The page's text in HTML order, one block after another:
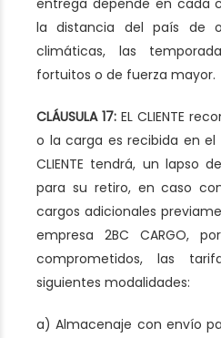
entrega depende en cada
la distancia del país de
climáticas, las
fortuitos o de fuerza mayor.
CLÁUSULA 17: EL CLIENTE
o la carga es recibida en el
CLIENTE tendrá, un lapso
para su retiro, en caso
cargos adicionales
empresa 2BC CARGO,
comprometidos, las
siguientes modalidades:
a) Almacenaje con envío